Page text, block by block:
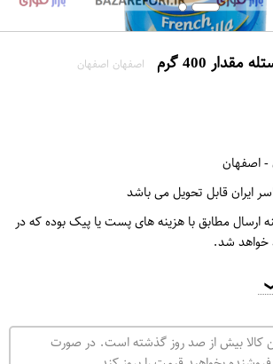
400 گرم اصفهان اصفهان
-اصفهان
ایران قابل تحویل می باشد
ارسال مطابق با هزینه های پست یا پیک بوده که در
خواهد شد.
کالا بیش از صد روز گذشته است. در صورت